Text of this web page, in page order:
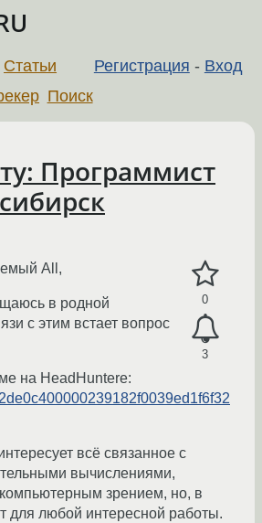
Регистрация - Вход
Статьи
Поиск
Программист
0
3
All,
в родной
с этим встает вопрос
на HeadHunterе:
всё связанное с
вычислениями,
зрением, но, в
для любой интересной работы.